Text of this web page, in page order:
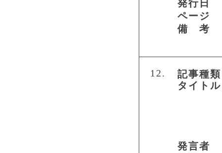
発行日
ページ
備 考
12.
記事種類
タイトル
発言者